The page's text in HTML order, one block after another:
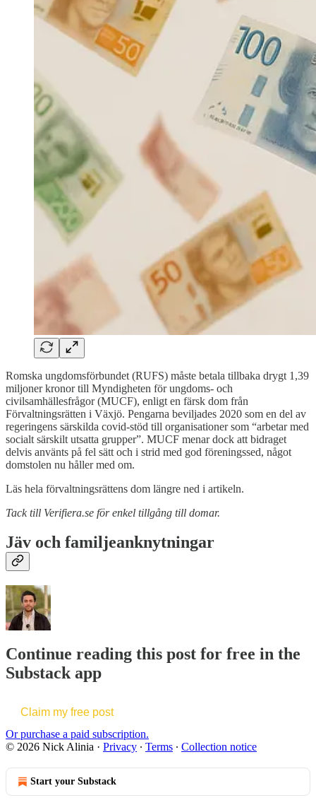
Romska ungdomsförbundet (RUFS) måste betala tillbaka drygt 1,39
miljoner kronor till Myndigheten för ungdoms- och
civilsamhällesfrågor (MUCF), enligt en färsk dom från
Förvaltningsrätten i Växjö. Pengarna beviljades 2020 som en del av
regeringens särskilda covid-stöd till organisationer som “arbetar med
socialt särskilt utsatta grupper”. MUCF menar dock att bidraget
delvis använts på fel sätt och i strid med god föreningssed, något
domstolen nu håller med om.
Läs hela förvaltningsrättens dom längre ned i artikeln.
Tack till Verifiera.se för enkel tillgång till domar.
Jäv och familjeanknytningar
Continue reading this post for free in the
Substack app
Claim my free post
Or purchase a paid subscription.
© 2026 Nick Alinia · Privacy ∙ Terms ∙ Collection notice
Start your Substack